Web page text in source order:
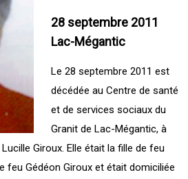
28 septembre 2011
Lac-Mégantic
Le 28 septembre 2011 est
décédée au Centre de santé
et de services sociaux du
Granit de Lac-Mégantic, à
Giroux. Elle était la fille de feu
feu Gédéon Giroux et était domiciliée